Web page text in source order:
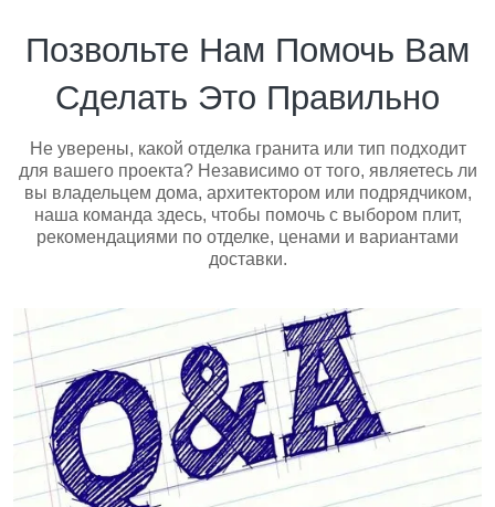
Позвольте Нам Помочь Вам
Сделать Это Правильно
Не уверены, какой отделка гранита или тип подходит
для вашего проекта? Независимо от того, являетесь ли
вы владельцем дома, архитектором или подрядчиком,
наша команда здесь, чтобы помочь с выбором плит,
рекомендациями по отделке, ценами и вариантами
доставки.